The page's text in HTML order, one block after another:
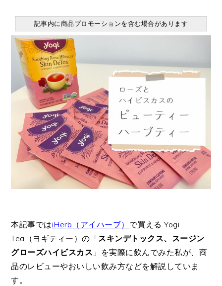
記事内に商品プロモーションを含む場合があります
本記事ではiHerb（アイハーブ） で買える Yogi
Tea（ヨギティー）の「スキンデトックス、スージン
グローズハイビスカス 」を実際に飲んでみた私が、商
品のレビューやおいしい飲み方などを解説していま
す。